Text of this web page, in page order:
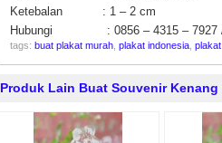
Ketebalan : 1 – 2 cm
Hubungi : 0856 – 4315 – 7927 /
tags: buat plakat murah plakat indonesia
Produk Lain Buat Souvenir